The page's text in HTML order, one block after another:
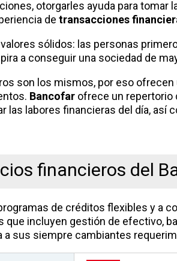
otorgarles ayuda para tomar
de transacciones
sólidos: las personas
a conseguir una sociedad de
son los mismos, por eso ofrecen
Bancofar ofrece un
las labores financieras del día,
financieros del
de créditos flexibles y a
que incluyen gestión de efectivo,
a sus siempre cambiantes